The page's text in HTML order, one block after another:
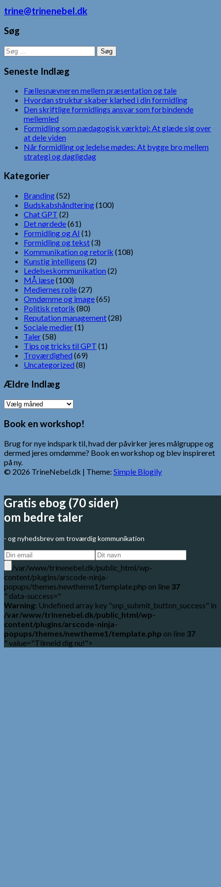
trine@trinenebel.dk
Søg
Søg
efter:
Seneste Indlæg
Fællesnævneren mellem præsentation og tale
Hvordan struktur skaber klarhed i din formidling
Den skriftlige formidlings ansvar som forbindende
mellemled
Formidling som pædagogisk værktøj: At glæde sig over
at dele viden
Når formidling og ledelse mødes: At bygge bro mellem
strategi og dagligdag
Kategorier
Branding(52)
Budskabshåndtering(100)
Chat GPT (2)
Det nørdede(61)
Formidling og AI (1)
Formidling og tekst(3)
Kommunikation og retorik (108)
Kunstig intelligens (2)
Ledelseskommunikation (2)
MÅ læse(100)
Mediernes rolle(27)
Omdømme og image(65)
Politisk retorik (80)
Reputation management(28)
Sociale medier(1)
Taler(58)
Tips og tricks til GPT (1)
Troværdighed (69)
Uncategorized (8)
Ældre Indlæg
Ældre
Book en workshop!
Brug for nye indspark til, hvad der påvirker jeres målgruppe og
dermed jeres omdømme? Book en workshop og blev inspireret
på ny.
© 2026 TrineNebel.dk | Theme: Simple Blogily
Gratis ebog (70 sider)
om bedre taler
- og nyhedsbrev om troværdig kommunikation
/var/www/trinenebel.dk/public_html/wp-
content/plugins/arscode-ninja-
popups/themes/newtheme1/template.php on line 37
" data-success="
Warning: Undefined array key "snp_submit_button_success" in
/var/www/trinenebel.dk/public_html/wp-
content/plugins/arscode-ninja-
popups/themes/newtheme1/template.php on line 37
" value="Tilmeld dig nu!">